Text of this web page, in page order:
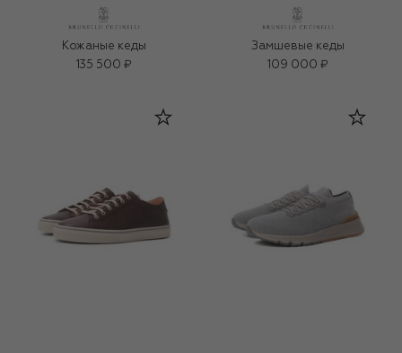
Кожаные кеды
135 500 ₽
Замшевые кеды
109 000 ₽